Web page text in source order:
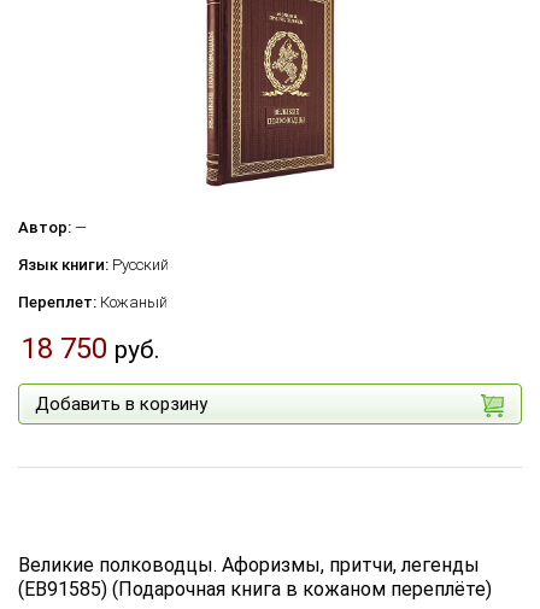
Автор: —
Язык книги: Русский
Переплет: Кожаный
18 750 руб.
Добавить в корзину
Великие полководцы. Афоризмы, притчи, легенды
(EB91585) (Подарочная книга в кожаном переплёте)